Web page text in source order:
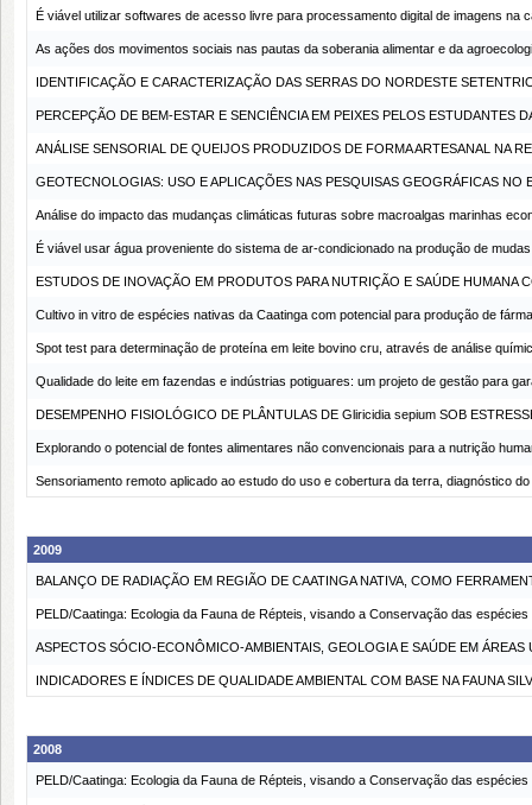
É viável utilizar softwares de acesso livre para processamento digital de imagens na
As ações dos movimentos sociais nas pautas da soberania alimentar e da
IDENTIFICAÇÃO E CARACTERIZAÇÃO DAS SERRAS DO NORDESTE
PERCEPÇÃO DE BEM-ESTAR E SENCIÊNCIA EM PEIXES PELOS ESTUDANTES
ANÁLISE SENSORIAL DE QUEIJOS PRODUZIDOS DE FORMA ARTESANAL NA
GEOTECNOLOGIAS: USO E APLICAÇÕES NAS PESQUISAS GEOGRÁFICAS NO
Análise do impacto das mudanças climáticas futuras sobre macroalgas marinhas
É viável usar água proveniente do sistema de ar-condicionado na produção de
ESTUDOS DE INOVAÇÃO EM PRODUTOS PARA NUTRIÇÃO E SAÚDE
Cultivo in vitro de espécies nativas da Caatinga com potencial para produção de
Spot test para determinação de proteína em leite bovino cru, através de análise
Qualidade do leite em fazendas e indústrias potiguares: um projeto de gestão para
DESEMPENHO FISIOLÓGICO DE PLÂNTULAS DE Gliricidia sepium SOB
Explorando o potencial de fontes alimentares não convencionais para a nutrição
Sensoriamento remoto aplicado ao estudo do uso e cobertura da terra, diagnóstico
2009
BALANÇO DE RADIAÇÃO EM REGIÃO DE CAATINGA NATIVA, COMO
PELD/Caatinga: Ecologia da Fauna de Répteis, visando a Conservação das
ASPECTOS SÓCIO-ECONÔMICO-AMBIENTAIS, GEOLOGIA E SAÚDE EM ÁREAS
INDICADORES E ÍNDICES DE QUALIDADE AMBIENTAL COM BASE NA FAUNA
2008
PELD/Caatinga: Ecologia da Fauna de Répteis, visando a Conservação das